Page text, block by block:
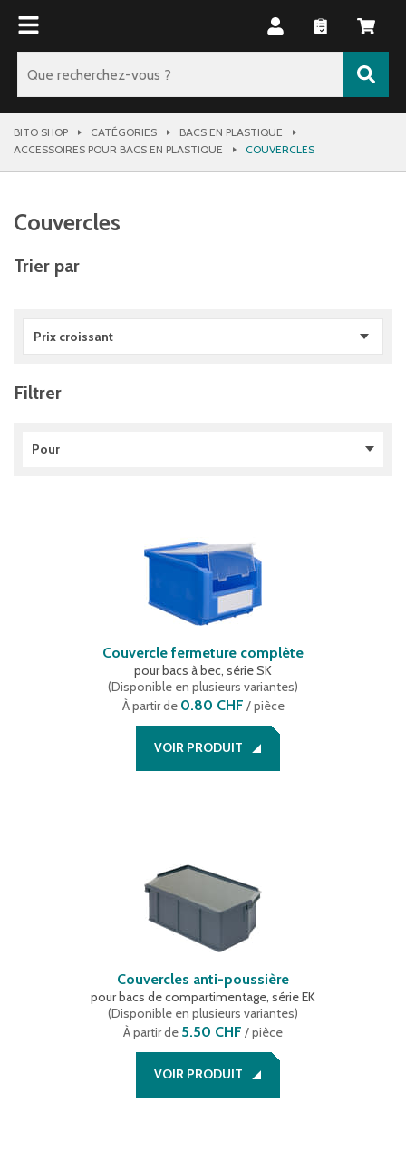
BITO SHOP CATÉGORIES
BACS EN PLASTIQUE
ACCESSOIRES POUR BACS EN PLASTIQUE
COUVERCLES
Couvercles
Trier par
Prix croissant
Filtrer
Pour
Bacs de rangement, série RK (1)
Bacs gerbables et emboîtables, série DSL (
Bacs gerbables et emboîtables, série DST
Bacs gerbables et emboîtables, série U-Turn
Bacs gerbables norme Europe, série BN
Bacs gerbables norme Europe, série XL (2)
Bacs Kanban, série CTB (1)
Bacs pour charges lourdes, série SL (1
Bacs pour petit matériel, série KLT
Couvercle fermeture complète
pour bacs à bec, série SK
(Disponible en plusieurs variantes)
À partir de 0.80 CHF / pièce
VOIR PRODUIT
Couvercles anti-poussière
pour bacs de compartimentage, série EK
(Disponible en plusieurs variantes)
À partir de 5.50 CHF / pièce
VOIR PRODUIT